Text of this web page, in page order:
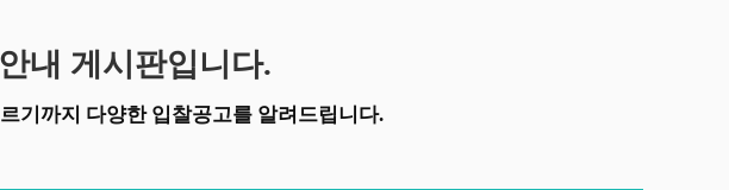
내 게시판입니다.
기까지 다양한 입찰공고를 알려드립니다.